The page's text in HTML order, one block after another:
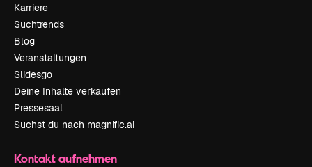
Karriere
Suchtrends
Blog
Veranstaltungen
Slidesgo
Deine Inhalte verkaufen
Pressesaal
Suchst du nach magnific.ai
Kontakt aufnehmen